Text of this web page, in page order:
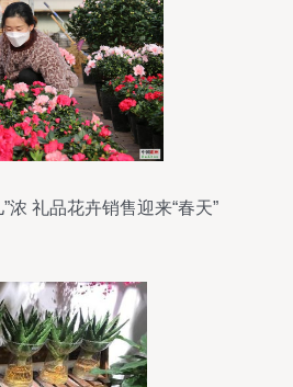
浓 礼品花卉销售迎来“春天”